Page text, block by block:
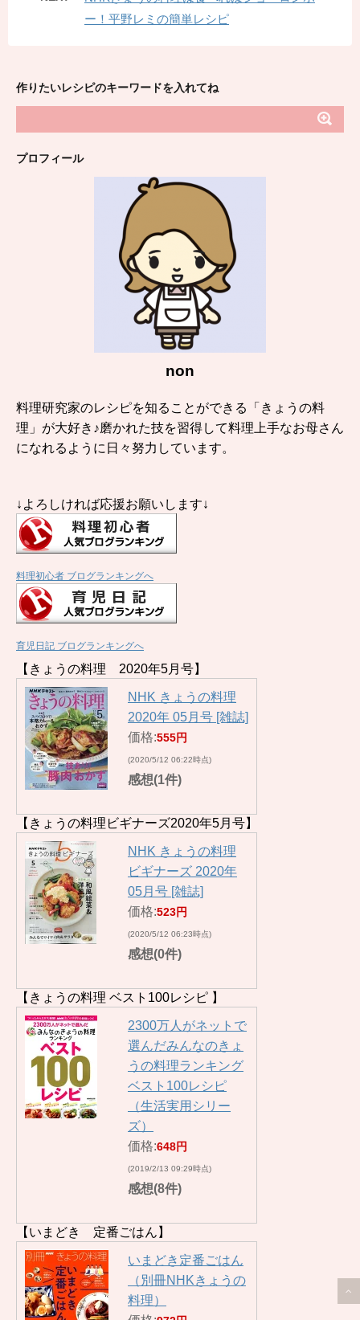
ー！平野レミの簡単レシピ
作りたいレシピのキーワードを入れてね
プロフィール
non
料理研究家のレシピを知ることができる「きょうの料
理」が大好き♪磨かれた技を習得して料理上手なお母さん
になれるように日々努力しています。
↓よろしければ応援お願いします↓
料理初心者 ブログランキングへ
育児日記 ブログランキングへ
【きょうの料理 2020年5月号】
NHK きょうの料理
2020年 05月号 [雑誌]
価格:555円
(2020/5/12 06:22時点)
感想(1件)
【きょうの料理ビギナーズ2020年5月号】
NHK きょうの料理
ビギナーズ 2020年
05月号 [雑誌]
価格:523円
(2020/5/12 06:23時点)
感想(0件)
【きょうの料理 ベスト100レシピ 】
2300万人がネットで
選んだみんなのきょ
うの料理ランキング
ベスト100レシピ
（生活実用シリー
ズ）
価格:648円
(2019/2/13 09:29時点)
感想(8件)
【いまどき 定番ごはん】
いまどき定番ごはん
（別冊NHKきょうの
料理）